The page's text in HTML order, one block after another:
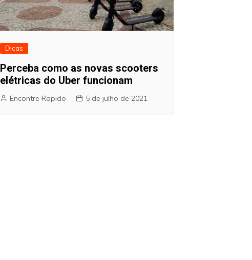
Dicas
Perceba como as novas scooters
elétricas do Uber funcionam
Encontre Rapido 5 de julho de 2021